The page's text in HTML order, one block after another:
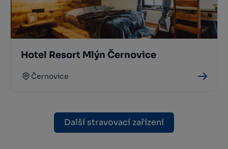
Hotel Resort Mlýn Černovice
Černovice
Další stravovací zařízení